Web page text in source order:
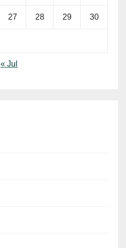
27 28 29 30
« Jul